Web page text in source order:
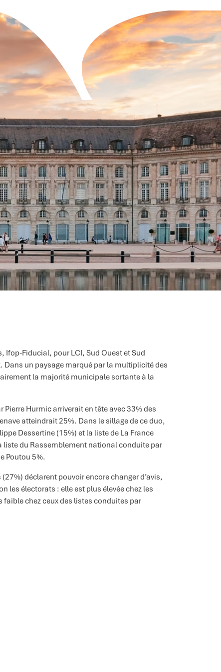
Fiducial, pour LCI, Sud Ouest et Sud
Dans un paysage marqué par la multiplicité des
la majorité municipale sortante à la
Hurmic arriverait en tête avec 33% des
atteindrait 25%. Dans le sillage de ce duo,
Dessertine (15%) et la liste de La France
du Rassemblement national conduite par
Poutou 5%.
déclarent pouvoir encore changer d’avis,
les électorats : elle est plus élevée chez les
chez ceux des listes conduites par